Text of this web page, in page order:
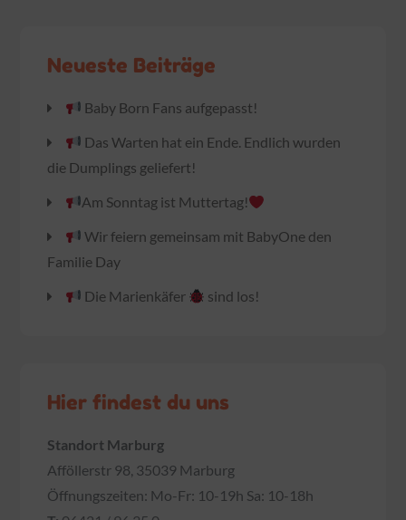
Neueste Beiträge
Baby Born Fans aufgepasst!
Das Warten hat ein Ende. Endlich wurden
die Dumplings geliefert!
Am Sonntag ist Muttertag!
Wir feiern gemeinsam mit BabyOne den
Familie Day
Die Marienkäfer
sind los!
Hier findest du uns
Standort Marburg
Afföllerstr 98, 35039 Marburg
Öffnungszeiten: Mo-Fr: 10-19h Sa: 10-18h